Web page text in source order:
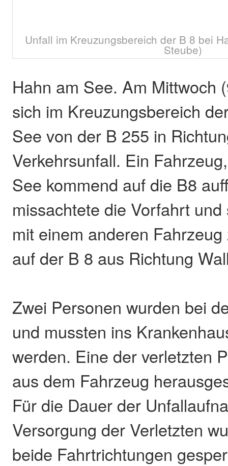
Unfall im Kreuzungsbereich der B 8 bei
Steube)
Hahn am See. Am Mittwoch
sich im Kreuzungsbereich
See von der B 255 in
Verkehrsunfall. Ein
See kommend auf die B8
missachtete die Vorfahrt
mit einem anderen
auf der B 8 aus Richtung
Zwei Personen wurden bei
und mussten ins
werden. Eine der verletzten
aus dem Fahrzeug
Für die Dauer der
Versorgung der Verletzten
beide Fahrtrichtungen